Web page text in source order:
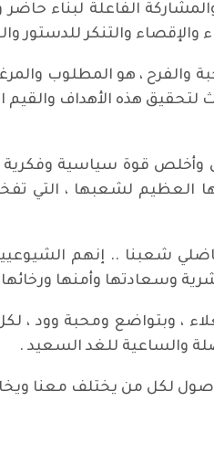
الفاعلة لبناء
والإقصاء والتنكر للدستور
والفرح ، هو المطلوب
لتحقيق هذه الأهداف
قوة سياسية وفكرية
العظيم لشعبها ، التي
شعبنا .. إنهم
وسعادتها وأمنها
، وبتواضع ومحبة وود ،
والساعية للغد السعيد .
لكل من يختلف معنا